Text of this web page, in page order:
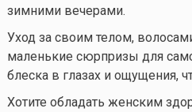
зимними вечерами.
Уход за своим телом,
маленькие сюрпризы для
блеска в глазах и ощущения,
Хотите обладать женским